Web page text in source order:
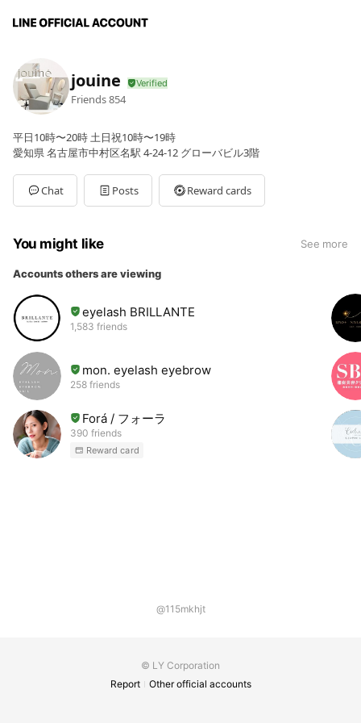
jouine
Friends854
平日10時〜20時 土日祝10時〜19時
愛知県 名古屋市中村区名駅 4-24-12 グローバビル3階
Chat Posts Reward cards
You might like See more
Accounts others are viewing
eyelash BRILLANTE
1,583 friends
mon. eyelash eyebrow
258 friends
Forá / フォーラ
390 friends
Reward card
@115mkhjt
© LY Corporation
Report
Other official accounts